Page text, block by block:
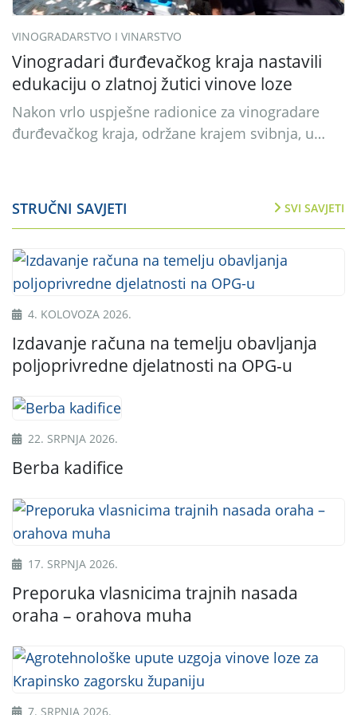
VINOGRADARSTVO I VINARSTVO
Vinogradari đurđevačkog kraja nastavili
edukaciju o zlatnoj žutici vinove loze
Nakon vrlo uspješne radionice za vinogradare
đurđevačkog kraja, održane krajem svibnja, u
radionicu u vinogradu obitelji Čorba. Radionicu
su vodili djelatnici Uprave za stručnu podršku
Oštrkapa-Međurečan. Kao i prethodnog puta,
glavna tema bila je sprječavanje širenja i […]
SVI SAVJETI
STRUČNI SAVJETI
4. KOLOVOZA 2026.
Izdavanje računa na temelju obavljanja
poljoprivredne djelatnosti na OPG-u
22. SRPNJA 2026.
Berba kadifice
17. SRPNJA 2026.
Preporuka vlasnicima trajnih nasada
oraha – orahova muha
7. SRPNJA 2026.